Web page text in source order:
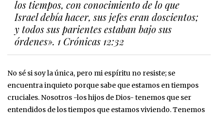
los tiempos, con conocimiento de lo que
Israel debía hacer, sus jefes eran doscientos;
y todos sus parientes estaban bajo sus
órdenes». 1 Crónicas 12:32
No sé si soy la única, pero mi espíritu no resiste; se
encuentra inquieto porque sabe que estamos en tiempos
cruciales. Nosotros -los hijos de Dios- tenemos que ser
entendidos de los tiempos que estamos viviendo. Tenemos